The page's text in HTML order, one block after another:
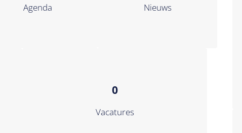
Agenda Nieuws
0
Vacatures